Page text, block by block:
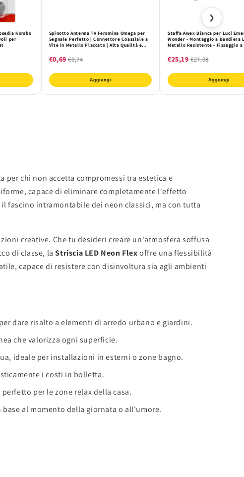
Kombo
per
Spinotto Antenna TV Femmina Omega per
Segnale Perfetto | Connettore Coassiale a
Vite in Metallo Placcato | Alta Qualità e
€0,69 €0,74
Aggiungi
Staffa Awex Bianca per Luci
Wonder - Montaggio a Bandiera
Metallo Resistente - Fissaggio
€25,19 €27,08
Aggiungi
❯
chi non accetta compromessi tra estetica e
capace di eliminare completamente l'effetto
fascino intramontabile dei neon classici, ma con tutta
creative. Che tu desideri creare un'atmosfera soffusa
di classe, laStriscia LED Neon Flexoffre una flessibilità
capace di resistere con disinvoltura sia agli ambienti
dare risalto a elementi di arredo urbano e giardini.
che valorizza ogni superficie.
ideale per installazioni in esterni o zone bagno.
i costi in bolletta.
per le zone relax della casa.
al momento della giornata o all'umore.